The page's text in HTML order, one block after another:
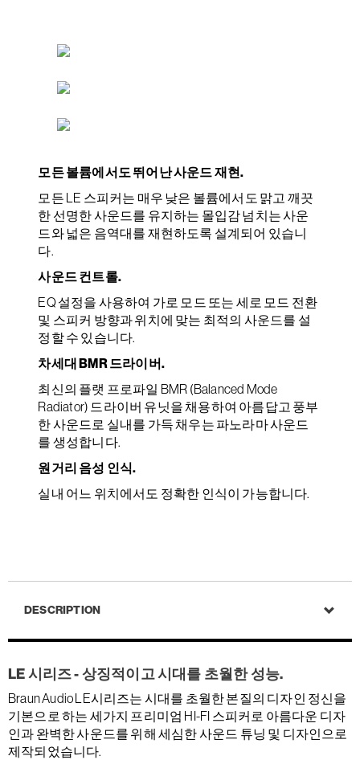
모든 볼륨에서도 뛰어난 사운드 재현.
모든 LE 스피커는 매우 낮은 볼륨에서도 맑고 깨끗
한 선명한 사운드를 유지하는 몰입감 넘치는 사운
드와 넓은 음역대를 재현하도록 설계되어 있습니
다.
사운드 컨트롤.
EQ 설정을 사용하여 가로 모드 또는 세로 모드 전환
및 스피커 방향과 위치에 맞는 최적의 사운드를 설
정할 수 있습니다.
차세대 BMR 드라이버.
최신의 플랫 프로파일 BMR (Balanced Mode
Radiator) 드라이버 유닛을 채용하여 아름답고 풍부
한 사운드로 실내를 가득 채우는 파노라마 사운드
를 생성합니다.
원거리 음성 인식.
실내 어느 위치에서도 정확한 인식이 가능합니다.
DESCRIPTION
LE 시리즈 - 상징적이고 시대를 초월한 성능.
Braun Audio LE시리즈는 시대를 초월한 본질의 디자인 정신을
기본으로 하는 세가지 프리미엄 HI-FI 스피커로 아름다운 디자
인과 완벽한 사운드를 위해 세심한 사운드 튜닝 및 디자인으로
제작되었습니다.